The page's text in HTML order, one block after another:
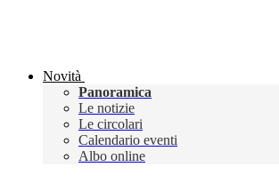
Novità
Panoramica
Le notizie
Le circolari
Calendario eventi
Albo online